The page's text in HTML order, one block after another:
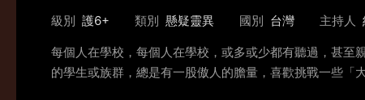
級別 護6+ 類別 懸疑靈異 國別 台灣 主持人
每個人在學校，每個人在學校，或多或少都有聽過，甚至
的學生或族群，總是有一股傲人的膽量，喜歡挑戰一些「